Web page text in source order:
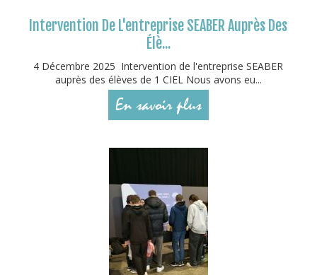
Intervention De L'entreprise SEABER Auprès Des
Élè...
4 Décembre 2025 Intervention de l'entreprise SEABER
auprès des élèves de 1 CIEL Nous avons eu...
En savoir plus